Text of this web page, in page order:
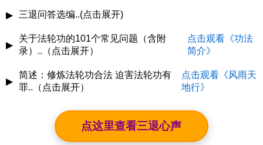
“没有共产党就没有新中国”
→ 强行将中共与国家命运捆绑，制造“党即国家”的错觉，掩
盖其篡政与独裁事实。
“为人民服务”
→ 实则是权力合法性的包装，掩盖特权阶层对人民的剥削和
控制。
“伟大、光荣、正确的中国共产党”
→ 典型的自我神化语言，制造一种不容质疑的政治“圣洁光
碎、文化凋敝， 社会信任崩塌，道德底线沦丧，人民陷入
他们不惜花几百亿构建信息"防火墙"，封锁真实世界，把国
真相，用"维稳"替代公平，用"统一口径"取代新闻自由。
他们一边让无数中国孩子因交不起学费、看不起病、吃不起
生，尤其是黑人学生，包吃包住包奖学金，每月高额生活补
贴，甚至优先保送名校和高职。
思想控制：通过党课、学习强国、意识形态宣传等方式，
形成"统一思想"的精神桎梏。
信息控制：
全面封锁外部信息，严密审查互联网与出版
物，禁止自由媒体，打压异议声音，使大众只能接触党批
准的"唯一真相"。
力""亡我之心不死"，制造民族主义与危机感，以巩固内部
团结与依附。
▶ 三退问答选编..(点击展开)
1.为什么"天要灭中共 退党保平安"？
答：从天象看：
二零零四年十一月十九日，大纪元发表《九
评共产党》系列社论，从历史、政治、经济、文化、信仰等
层面深刻揭示了中共的欺骗、暴力、邪教和流氓本性。二零
党大潮。这其实就是"天灭中共"的天象。
善恶报应的天理决定了做恶多端的中共必遭天
▶
关于法轮功的101个常见问题（含附
录）..（点击展开）
点击观看《功法
简介》
【明慧网二零二五年八月三十一日】以下是世人提出的关于
一、关于基本介绍
▶
简述：修炼法轮功合法 迫害法轮功有
罪..（点击展开）
点击观看《风雨天
地行》
————没有犯罪事实、没有法律依据的所谓办案不是执法
点这里查看三退心声